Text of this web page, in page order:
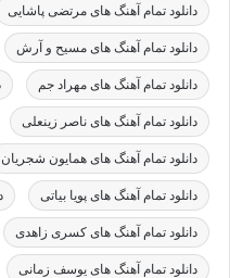
دانلود تمام آهنگ های مرتضی پاشایی
دانلود تمام آهنگ های مسیح و آرش
دانلود تمام آهنگ های مهراد جم
دانلود تمام آهنگ های ناصر زینعلی
دانلود تمام آهنگ های همایون شجریان
دانلود تمام آهنگ های پویا بیاتی
دانلود تمام آهنگ های کسری زاهدی
دانلود تمام آهنگ های یوسف زمانی